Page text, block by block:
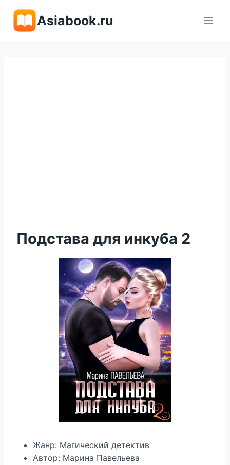
содержимому
Asiabook.ru
Подстава для инкуба 2
Жанр: Магический детектив
Автор: Марина Павельева